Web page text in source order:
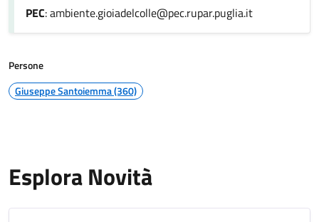
PEC: ambiente.gioiadelcolle@pec.rupar.puglia.it
Persone
Giuseppe Santoiemma (360)
Esplora Novità